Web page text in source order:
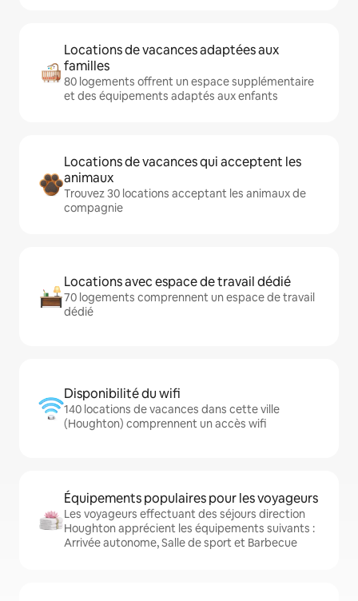
Locations de vacances adaptées aux
familles
80 logements offrent un espace supplémentaire
et des équipements adaptés aux enfants
Locations de vacances qui acceptent les
animaux
Trouvez 30 locations acceptant les animaux de
compagnie
Locations avec espace de travail dédié
70 logements comprennent un espace de travail
dédié
Disponibilité du wifi
140 locations de vacances dans cette ville
(Houghton) comprennent un accès wifi
Équipements populaires pour les voyageurs
Les voyageurs effectuant des séjours direction
Houghton apprécient les équipements suivants :
Arrivée autonome, Salle de sport et Barbecue